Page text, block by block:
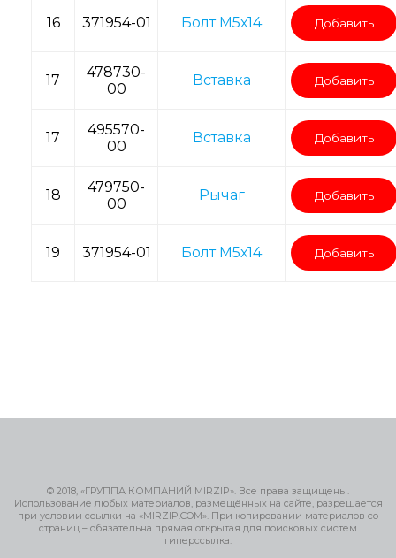
16 371954-01 Болт M5х14 Добавить
17
478730-
00
Вставка Добавить
17
495570-
00
Вставка Добавить
18
479750-
00
Рычаг Добавить
19 371954-01 Болт M5х14 Добавить
© 2018, «ГРУППА КОМПАНИЙ MIRZIP». Все права защищены.
Использование любых материалов, размещённых на сайте, разрешается
при условии ссылки на «MIRZIP.COM». При копировании материалов со
страниц – обязательна прямая открытая для поисковых систем
гиперссылка.